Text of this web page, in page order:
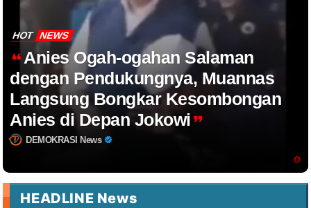
HOT NEWS
Anies Ogah-ogahan Salaman
dengan Pendukungnya, Muannas
Langsung Bongkar Kesombongan
Anies di Depan Jokowi
DEMOKRASI News
HEADLINE News